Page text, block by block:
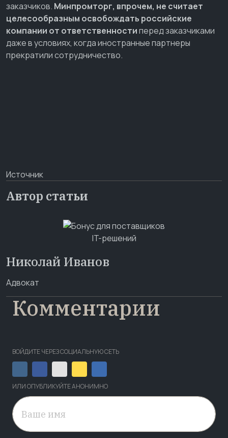
заказчиков. Минпромторг, впрочем, не считает
целесообразным освобождать российские
компании от ответственностиперед заказчиками
даже в условиях, когда иностранные партнеры
прекратили сотрудничество.
Источник
Автор статьи
Николай Иванов
Адвокат
Комментарии
ВОЙДИТЕ ЧЕРЕЗ СОЦИАЛЬНУЮ СЕТЬ
ИЛИ ОПУБЛИКУЙТЕ АНОНИМНО